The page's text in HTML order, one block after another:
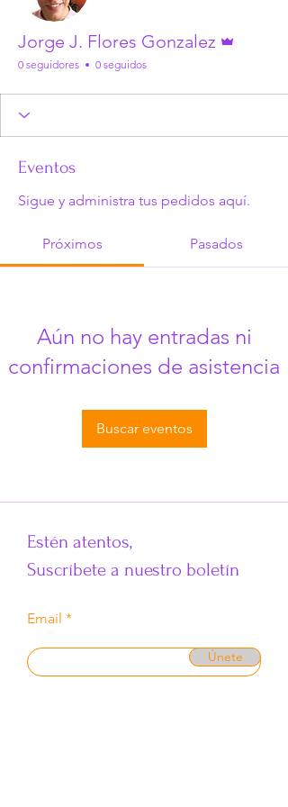
Jorge J. Flores Gonzalez
0 seguidores 0 seguidos
Eventos
Sigue y administra tus pedidos aquí.
Próximos Pasados
Aún no hay entradas ni
confirmaciones de asistencia
Buscar eventos
​Estén atentos,
Suscríbete a nuestro boletín
Email
Únete